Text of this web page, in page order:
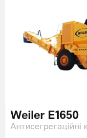
Weiler E1650
Антисегрегаційні